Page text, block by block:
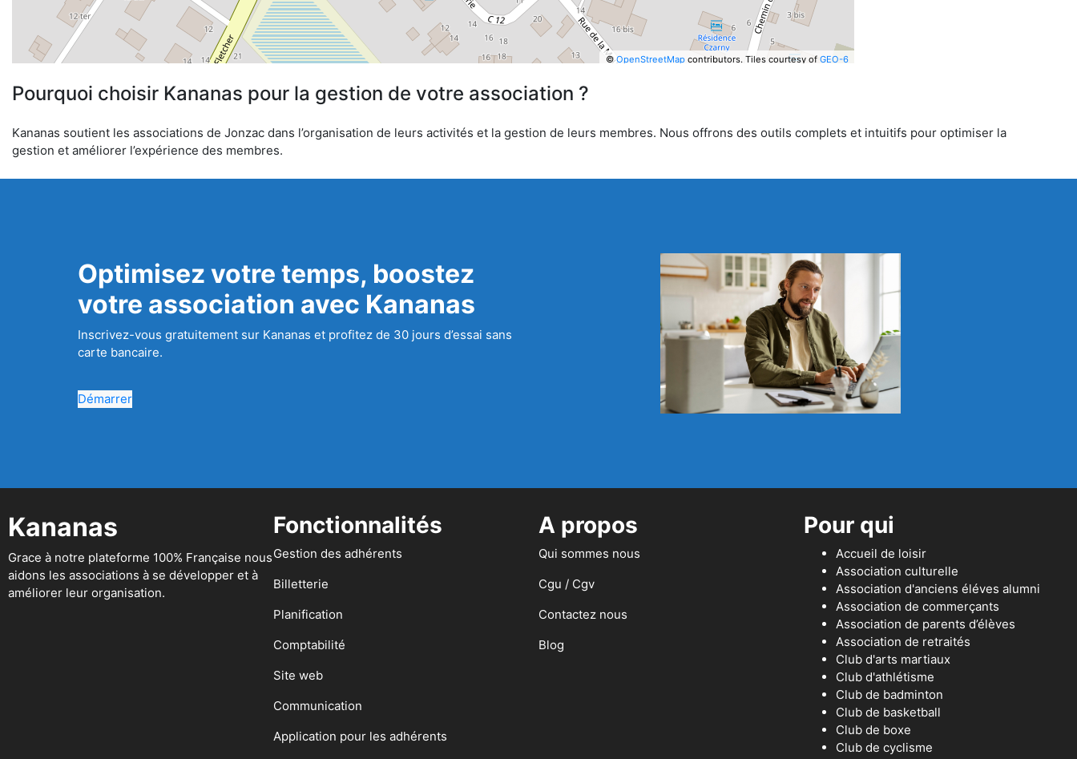
©OpenStreetMapcontributors. Tiles courtesy of GEO-6
Pourquoi choisir Kananas pour la gestion de votre association ?
Kananas soutient les associations de Jonzac dans l’organisation de leurs activités et la gestion de leurs membres. Nous offrons des outils complets et intuitifs pour optimiser la
gestion et améliorer l’expérience des membres.
Optimisez votre temps, boostez
votre association avec Kananas
Inscrivez-vous gratuitement sur Kananas et profitez de 30 jours d’essai sans
carte bancaire.
Démarrer
Kananas
Grace à notre plateforme 100% Française nous
aidons les associations à se développer et à
améliorer leur organisation.
Fonctionnalités
Gestion des adhérents
Billetterie
Planification
Comptabilité
Site web
Communication
Application pour les adhérents
A propos
Qui sommes nous
Cgu / Cgv
Contactez nous
Blog
Pour qui
Accueil de loisir
Association culturelle
Association d'anciens éléves alumni
Association de commerçants
Association de parents d’élèves
Association de retraités
Club d'arts martiaux
Club d'athlétisme
Club de badminton
Club de basketball
Club de boxe
Club de cyclisme